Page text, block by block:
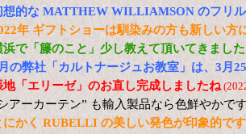
想的な MATTHEW WILLIAMSON のフリ
年 ギフトショーは馴染みの方も新しい方
浜で「籐のこと」少し教えて頂いてきまし
の弊社「カルトナージュお教室」は、3月
地「エリーゼ」のお直し完成しましたね
アーカーテン” も輸入製品なら色鮮やかで
にかく RUBELLI の美しい発色が印象的です